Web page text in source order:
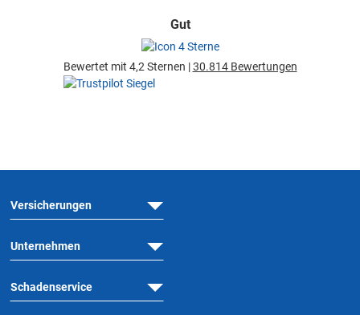
Gut
Bewertet mit 4,2 Sternen |30.814 Bewertungen
Versicherungen
Unternehmen
Schadenservice